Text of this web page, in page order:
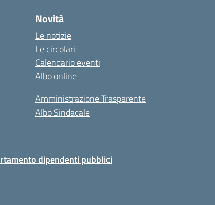
Novità
Le notizie
Le circolari
Calendario eventi
Albo online
Amministrazione Trasparente
Albo Sindacale
dipendenti pubblici